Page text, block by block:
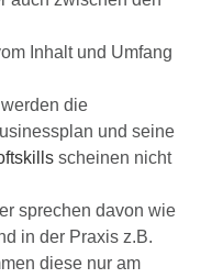
Inhalt und Umfang
die
und seine
scheinen nicht
sprechen davon wie
in der Praxis z.B.
diese nur am